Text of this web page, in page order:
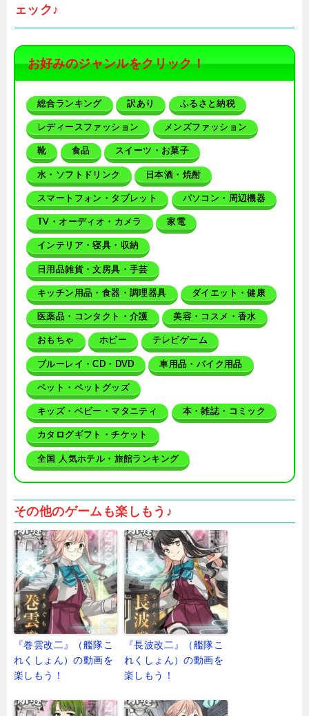
ェック♪
お好みのジャンルをクリック！
総合ランキング 訳あり ふるさと納税
レディースファッション メンズファッション
靴 食品 スイーツ・お菓子
水・ソフトドリンク 日本酒・焼酎
スマートフォン・タブレット パソコン・周辺機器
TV・オーディオ・カメラ 家電
インテリア・寝具・収納
日用品雑貨・文房具・手芸
キッチン用品・食器・調理器具 ダイエット・健康
医薬品・コンタクト・介護 美容・コスメ・香水
おもちゃ ホビー テレビゲーム
ブルーレイ・CD・DVD 車用品・バイク用品
ペット・ペットグッズ
キッズ・ベビー・マタニティ 本・雑誌・コミック
カタログギフト・チケット
全国 人気ホテル・旅館ランキング
その他のゲームも楽しもう♪
『巻雲改二』（艦隊こ
れくしょん）の動画を
楽しもう！
『長波改二』（艦隊こ
れくしょん）の動画を
楽しもう！